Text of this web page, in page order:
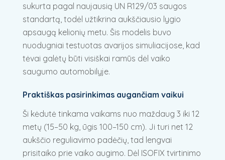
sukurta pagal naujausią UN R129/03 saugos
standartą, todėl užtikrina aukščiausio lygio
apsaugą kelionių metu. Šis modelis buvo
nuodugniai testuotas avarijos simuliacijose, kad
tėvai galėtų būti visiškai ramūs dėl vaiko
saugumo automobilyje.
Praktiškas pasirinkimas augančiam vaikui
Ši kėdutė tinkama vaikams nuo maždaug 3 iki 12
metų (15–50 kg, ūgis 100–150 cm). Ji turi net 12
aukščio reguliavimo padėčių, tad lengvai
prisitaiko prie vaiko augimo. Dėl ISOFIX tvirtinimo